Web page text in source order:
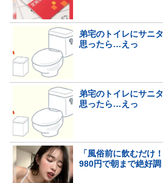
弟宅のトイレにサニ
思ったら…えっ
弟宅のトイレにサニ
思ったら…えっ
「風俗前に飲むだけ
980円で朝まで絶好調